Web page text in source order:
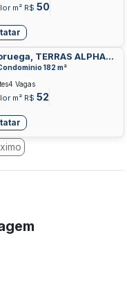
m² R$ 50
TERRAS ALPHA
1, SENADOR CANEDO
182 m²
m² R$ 52
4 Vagas